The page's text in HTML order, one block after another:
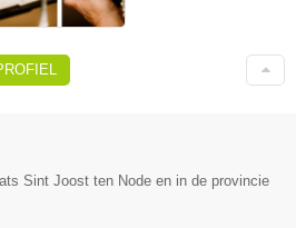
Sint Joost ten Node en in de provincie